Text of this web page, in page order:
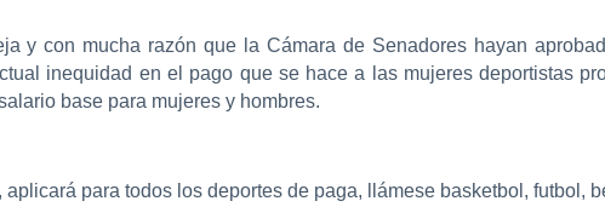
y con mucha razón que la Cámara de Senadores hayan
inequidad en el pago que se hace a las mujeres deportistas
base para mujeres y hombres.
para todos los deportes de paga, llámese basketbol, futbol,